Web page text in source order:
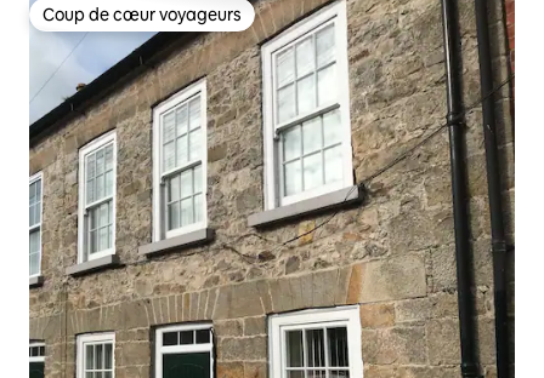
Coup de cœur voyageurs
Coup de cœur voyageurs